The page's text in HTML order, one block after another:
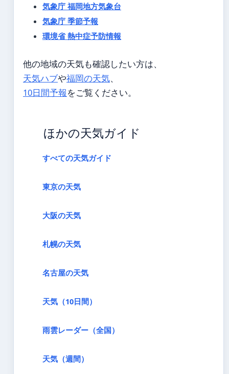
気象庁 福岡地方気象台
気象庁 季節予報
環境省 熱中症予防情報
他の地域の天気も確認したい方は、
天気ハブや福岡の天気、
10日間予報をご覧ください。
ほかの天気ガイド
すべての天気ガイド
東京の天気
大阪の天気
札幌の天気
名古屋の天気
天気（10日間）
雨雲レーダー（全国）
天気（週間）